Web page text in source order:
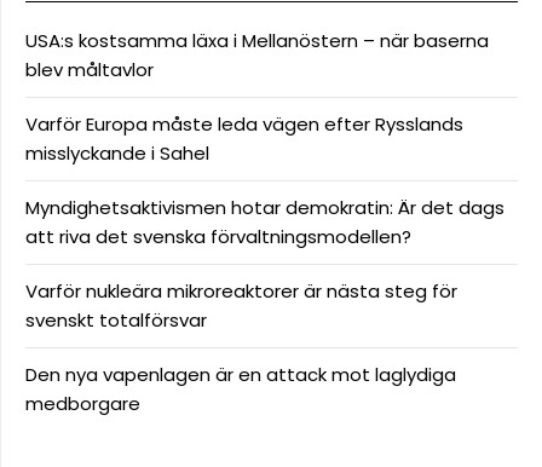
USA:s kostsamma läxa i Mellanöstern – när baserna
blev måltavlor
Varför Europa måste leda vägen efter Rysslands
misslyckande i Sahel
Myndighetsaktivismen hotar demokratin: Är det dags
att riva det svenska förvaltningsmodellen?
Varför nukleära mikroreaktorer är nästa steg för
svenskt totalförsvar
Den nya vapenlagen är en attack mot laglydiga
medborgare